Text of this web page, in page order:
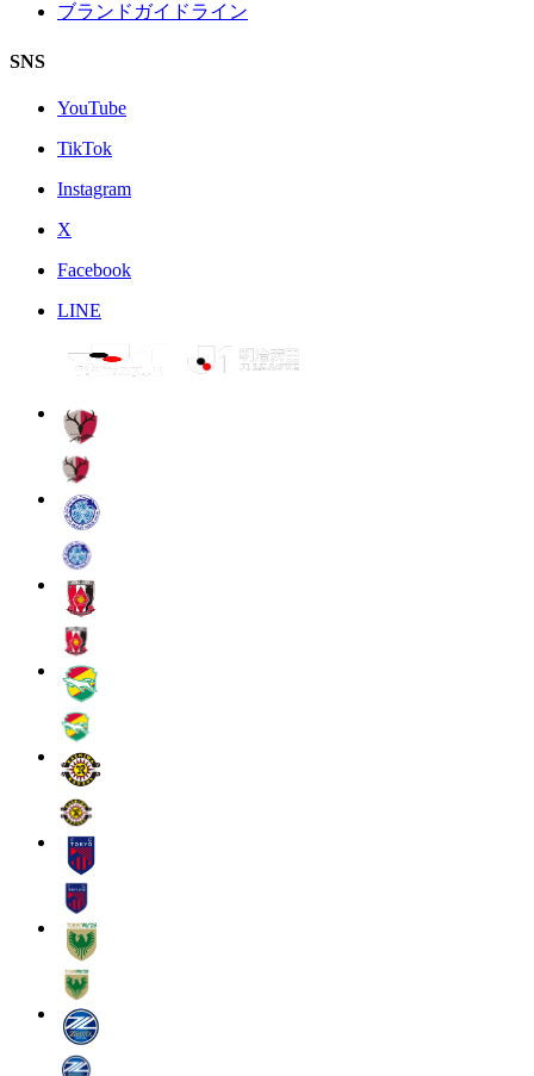
ブランドガイドライン
SNS
YouTube
TikTok
Instagram
X
Facebook
LINE